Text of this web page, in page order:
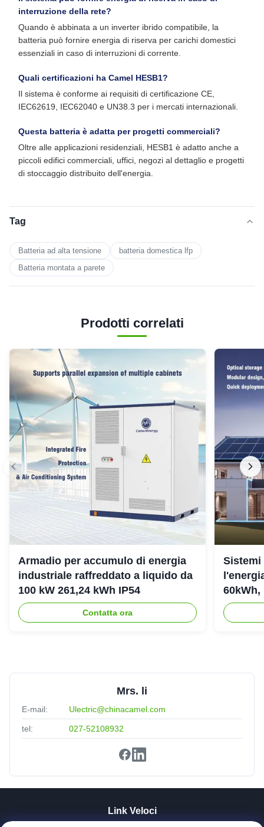
interruzione della rete?
Quando è abbinata a un inverter ibrido compatibile, la
batteria può fornire energia di riserva per carichi domestici
essenziali in caso di interruzioni di corrente.
Quali certificazioni ha Camel HESB1?
Il sistema è conforme ai requisiti di certificazione CE,
IEC62619, IEC62040 e UN38.3 per i mercati internazionali.
Questa batteria è adatta per progetti commerciali?
Oltre alle applicazioni residenziali, HESB1 è adatto anche a
piccoli edifici commerciali, uffici, negozi al dettaglio e progetti
di stoccaggio distribuito dell'energia.
Tag
Batteria ad alta tensione
batteria domestica lfp
Batteria montata a parete
Prodotti correlati
Armadio per accumulo di energia
industriale raffreddato a liquido da
100 kW 261,24 kWh IP54
Contatta ora
Sistemi
60kWh,
Mrs. li
E-mail: Ulectric@chinacamel.com
tel: 027-52108932
Link Veloci